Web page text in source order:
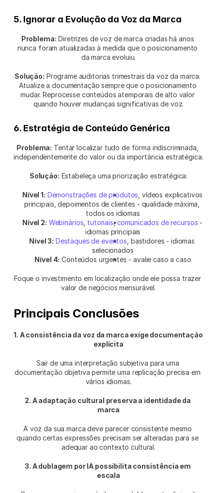
5. Ignorar a Evolução da Voz da Marca
Problema: Diretrizes de voz de marca criadas há anos
nunca foram atualizadas à medida que o posicionamento
da marca evoluiu.
Solução: Programe auditorias trimestrais da voz da marca.
Atualize a documentação sempre que o posicionamento
mudar. Reprocesse conteúdos atemporais de alto valor
quando houver mudanças significativas de voz.
6. Estratégia de Conteúdo Genérica
Problema: Tentar localizar tudo de forma indiscriminada,
independentemente do valor ou da importância estratégica.
Solução: Estabeleça uma priorização estratégica:
Nível 1: Demonstrações de produtos , vídeos explicativos
principais, depoimentos de clientes - qualidade máxima,
todos os idiomas
Nível 2: Webinários tutoriais, comunicados de recursos -
idiomas principais
Nível 3: Destaques de eventos , bastidores - idiomas
selecionados
Nível 4: Conteúdos urgentes - avalie caso a caso
Foque o investimento em localização onde ele possa trazer
valor de negócios mensurável.
Principais Conclusões
1. A consistência da voz da marca exige documentação
explícita
Sair de uma interpretação subjetiva para uma
documentação objetiva permite uma replicação precisa em
vários idiomas.
2. A adaptação cultural preserva a identidade da
marca
A voz da sua marca deve parecer consistente mesmo
quando certas expressões precisam ser alteradas para se
adequar ao contexto cultural.
3. A dublagem por IA possibilita consistência em
escala